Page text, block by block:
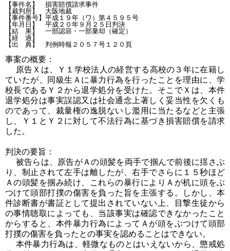
【事件名】　損害賠償請求事件
【裁判所】　大阪地裁
【事件番号】平成１９年（ワ）第４５９５号
【年月日】　平成２０年９月２５日判決
【結　果】　一部認容・一部棄却（確定）
【経　過】
事案の概要：
原告Ｘは、Ｙ１学校法人の経営する高校の３年に在籍し
ていたが、同級生Ａに暴力行為を行ったことを理由に、学
校長であるＹ２から退学処分を受けた。そこでＸは、本件
退学処分は事実誤認又は社会通念上著しく妥当性を欠くも
のであって、裁量権の逸脱ないし濫用に当たるなどと主張
し、Ｙ１とＹ２に対して不法行為に基づき損害賠償を請求
した。
判決の要旨：
被告らは、原告がＡの頭髪を両手で掴んで前後に揺さぶ
り、制止されて左手は離したが、右手でさらに１５秒ほど
Ａの頭髪を掴み続け、これらの暴行によりＡが机に頭をぶ
つけて頭部打撲の傷害を負った旨を主張する。しかし、本
件診断書が書証として提出されていない上、目撃生徒から
の事情聴取によっても、当該事実は確認できなかったこと
からすると、本件暴力行為によってＡが頭をぶつけて頭部
打撲の傷害を負ったとの事実を認めることはできない。
本件暴力行為は、軽微なものとはいえないから、懲戒処